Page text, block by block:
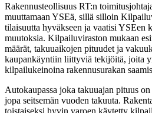
Rakennusteollisuus RT:n
muuttamaan YSEä, sillä silloin
tilaisuutta hyväkseen ja vaatisi YSEen
muutoksia. Kilpailuviraston mukaan
määrät, takuuaikojen pituudet ja
kaupankäyntiin liittyviä tekijöitä, joita
kilpailukeinoina rakennusurakan
Autokaupassa joka takuuajan pituus
jopa seitsemän vuoden takuuta.
toistaiseksi hyvin varoen käytetty